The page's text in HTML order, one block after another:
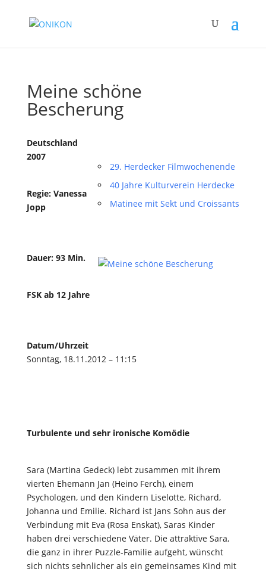
Meine schöne
Bescherung
29. Herdecker Filmwochenende
40 Jahre Kulturverein Herdecke
Matinee mit Sekt und Croissants
Deutschland
2007
Regie: Vanessa
Jopp
Dauer: 93 Min.
FSK ab 12 Jahre
Datum/Uhrzeit
Sonntag, 18.11.2012 – 11:15
Turbulente und sehr ironische Komödie
Sara (Martina Gedeck) lebt zusammen mit ihrem
vierten Ehemann Jan (Heino Ferch), einem
Psychologen, und den Kindern Liselotte, Richard,
Johanna und Emilie. Richard ist Jans Sohn aus der
Verbindung mit Eva (Rosa Enskat), Saras Kinder
haben drei verschiedene Väter. Die attraktive Sara,
die ganz in ihrer Puzzle-Familie aufgeht, wünscht
sich nichts sehnlicher als ein gemeinsames Kind mit